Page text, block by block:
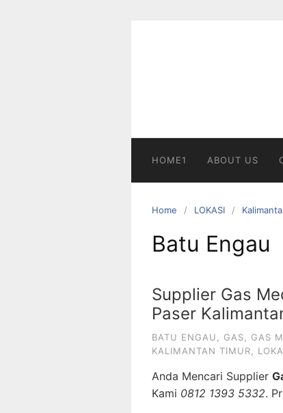
HOME1 ABOUT US
Home LOKASI
Batu Engau
Supplier Gas
Paser
BATU ENGAU GAS GAS
KALIMANTAN TIMUR
Anda Mencari Supplier
Kami 0812 1393 5332.